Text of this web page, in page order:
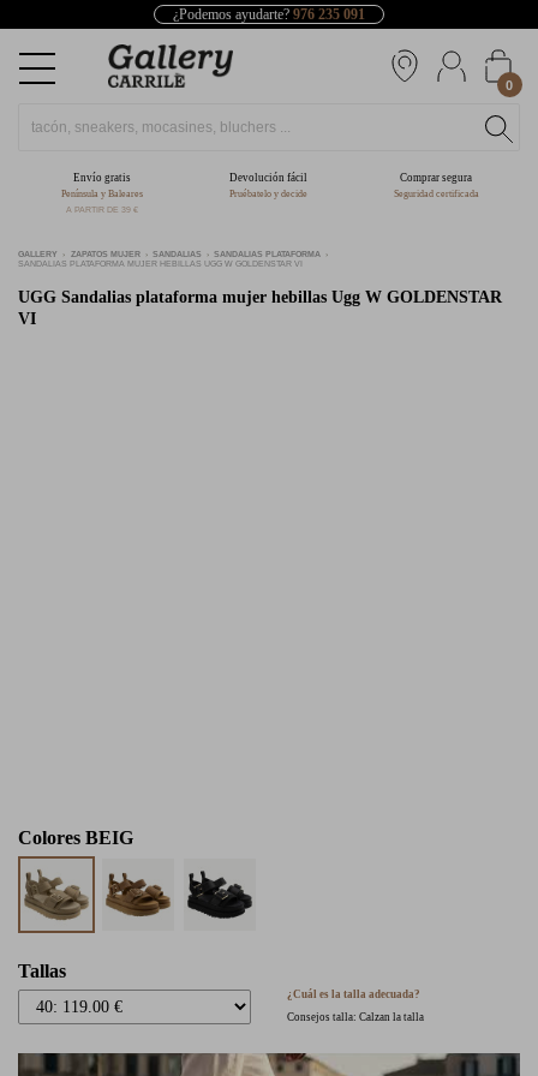
¿Podemos ayudarte? 976 235 091
0
Envío gratis
Península y Baleares
A PARTIR DE 39 €
Devolución fácil
Pruébatelo y decide
Comprar segura
Seguridad certificada
GALLERY ZAPATOS MUJER SANDALIAS
SANDALIAS PLATAFORMA
SANDALIAS PLATAFORMA MUJER HEBILLAS UGG W GOLDENSTAR VI
UGG Sandalias plataforma mujer hebillas Ugg W GOLDENSTAR
VI
Colores BEIG
Tallas
¿Cuál es la talla adecuada?
Consejos talla: Calzan la talla